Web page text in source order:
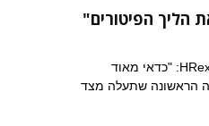
הליך הפיטורים"
אמי סקליר, BSuccess ביריד HRexpo21: "כדאי מאוד
הראשונה שתעלה מצד